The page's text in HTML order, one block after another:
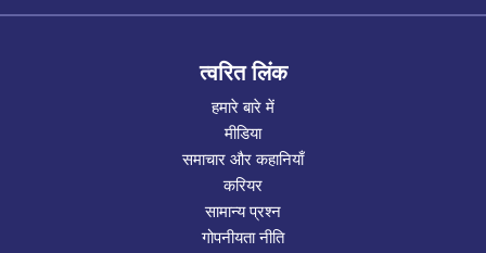
त्वरित लिंक
हमारे बारे में
मीडिया
समाचार और कहानियाँ
करियर
सामान्य प्रश्न
गोपनीयता नीति